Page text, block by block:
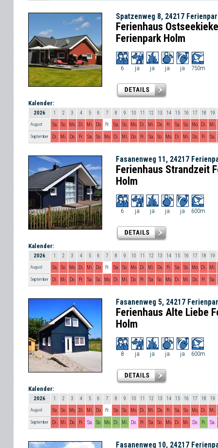
Spatzenweg 8, 24217
Ferienhaus
Ferienpark Holm
6 ja ja ja ja 750m
Kalender:
2026 1 2 3 4 5 6 7 8 9 10 11 12 13 14 15 16 17 18 19
August Sa. So. Mo. Di. Mi. Do. Fr. Sa. So. Mo. Di. Mi. Do. Fr. Sa. So. Mo. Di. Mi.
September Di. Mi. Do. Fr. Sa. So. Mo. Di. Mi. Do. Fr. Sa. So. Mo. Di. Mi. Do. Fr. Sa.
Fasanenweg 11, 24217
Ferienhaus Strandzeit
Holm
6 ja ja ja ja 600m
Kalender:
2026 1 2 3 4 5 6 7 8 9 10 11 12 13 14 15 16 17 18 19
August Sa. So. Mo. Di. Mi. Do. Fr. Sa. So. Mo. Di. Mi. Do. Fr. Sa. So. Mo. Di. Mi.
September Di. Mi. Do. Fr. Sa. So. Mo. Di. Mi. Do. Fr. Sa. So. Mo. Di. Mi. Do. Fr. Sa.
Fasanenweg 5, 24217
Ferienhaus Alte Liebe
Holm
8 ja ja ja ja 600m
Kalender:
2026 1 2 3 4 5 6 7 8 9 10 11 12 13 14 15 16 17 18 19
August Sa. So. Mo. Di. Mi. Do. Fr. Sa. So. Mo. Di. Mi. Do. Fr. Sa. So. Mo. Di. Mi.
September Di. Mi. Do. Fr. Sa. So. Mo. Di. Mi. Do. Fr. Sa. So. Mo. Di. Mi. Do. Fr. Sa.
Fasanenweg 10, 24217